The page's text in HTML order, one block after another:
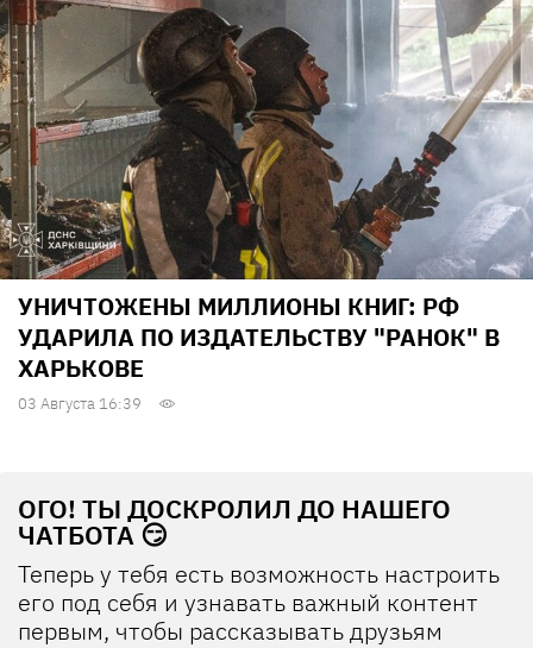
УНИЧТОЖЕНЫ МИЛЛИОНЫ КНИГ: РФ
УДАРИЛА ПО ИЗДАТЕЛЬСТВУ "РАНОК" В
ХАРЬКОВЕ
03 Августа 16:39
ОГО! ТЫ ДОСКРОЛИЛ ДО НАШЕГО
ЧАТБОТА 😏
Теперь у тебя есть возможность настроить
его под себя и узнавать важный контент
первым, чтобы рассказывать друзьям